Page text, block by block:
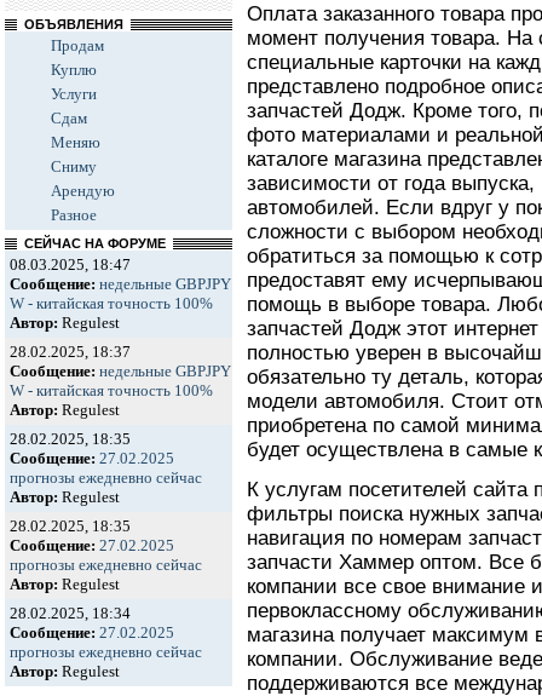
ОБЪЯВЛЕНИЯ
Продам
Куплю
Услуги
Сдам
Меняю
Сниму
Арендую
Разное
СЕЙЧАС НА ФОРУМЕ
08.03.2025, 18:47
Сообщение: недельные GBPJPY
W - китайская точность 100%
Автор: Regulest
28.02.2025, 18:37
Сообщение: недельные GBPJPY
W - китайская точность 100%
Автор: Regulest
28.02.2025, 18:35
Сообщение: 27.02.2025
прогнозы ежедневно сейчас
Автор: Regulest
28.02.2025, 18:35
Сообщение: 27.02.2025
прогнозы ежедневно сейчас
Автор: Regulest
28.02.2025, 18:34
Сообщение: 27.02.2025
прогнозы ежедневно сейчас
Автор: Regulest
Оплата заказанного товара
момент получения товара. На
специальные карточки на
представлено подробное
запчастей Додж. Кроме того,
фото материалами и
каталоге магазина
зависимости от года
автомобилей. Если вдруг у
сложности с выбором
обратиться за помощью к
предоставят ему
помощь в выборе товара.
запчастей Додж этот
полностью уверен в
обязательно ту деталь,
модели автомобиля. Стоит
приобретена по самой
будет осуществлена в самые
К услугам посетителей
фильтры поиска нужных
навигация по номерам
запчасти Хаммер оптом. Все
компании все свое внимание
первоклассному
магазина получает максимум
компании. Обслуживание
поддерживаются все